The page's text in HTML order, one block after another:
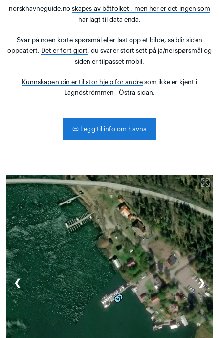
norskhavneguide.noskapes av båtfolket , men her er det ingen som
har lagt til data enda.
Svar på noen korte spørsmål eller last opp et bilde, så blir siden
oppdatert. Det er fort gjort, du svarer stort sett på ja/nei spørsmål og
siden er tilpasset mobil.
Kunnskapen din er til stor hjelp for andresom ikke er kjent i
Lagnöströmmen - Östra sidan.
📜 Legg til info om havna
❮ ❯